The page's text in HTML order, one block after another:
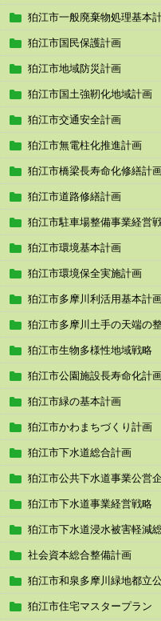
狛江市一般廃棄物処理基本
狛江市国民保護計画
狛江市地域防災計画
狛江市国土強靭化地域計画
狛江市交通安全計画
狛江市無電柱化推進計画
狛江市橋梁長寿命化修繕計
狛江市道路修繕計画
狛江市駐車場整備事業経営
狛江市環境基本計画
狛江市環境保全実施計画
狛江市多摩川利活用基本計
狛江市多摩川土手の天端の
狛江市生物多様性地域戦略
狛江市公園施設長寿命化計
狛江市緑の基本計画
狛江市かわまちづくり計画
狛江市下水道総合計画
狛江市公共下水道事業公営
狛江市下水道事業経営戦略
狛江市下水道浸水被害軽減
社会資本総合整備計画
狛江市和泉多摩川緑地都立
狛江市住宅マスタープラン